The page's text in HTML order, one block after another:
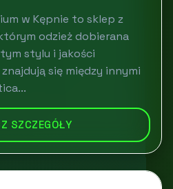
w Kępnie to sklep z
odzież dobierana
stylu i jakości
się między innymi
SZCZEGÓŁY